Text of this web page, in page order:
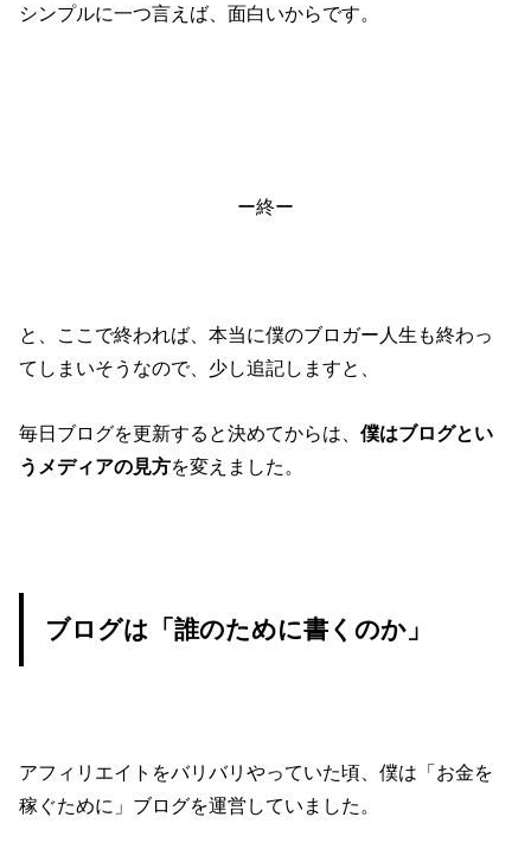
シンプルに一つ言えば、面白いからです。
ー終ー
と、ここで終われば、本当に僕のブロガー人生も終わっ
てしまいそうなので、少し追記しますと、
毎日ブログを更新すると決めてからは、僕はブログとい
うメディアの見方を変えました。
ブログは「誰のために書くのか」
アフィリエイトをバリバリやっていた頃、僕は「お金を
稼ぐために」ブログを運営していました。